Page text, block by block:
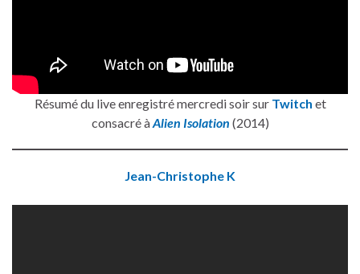
Résumé du live enregistré mercredi soir sur Twitch et
consacré àAlien Isolation (2014)
Jean-Christophe K